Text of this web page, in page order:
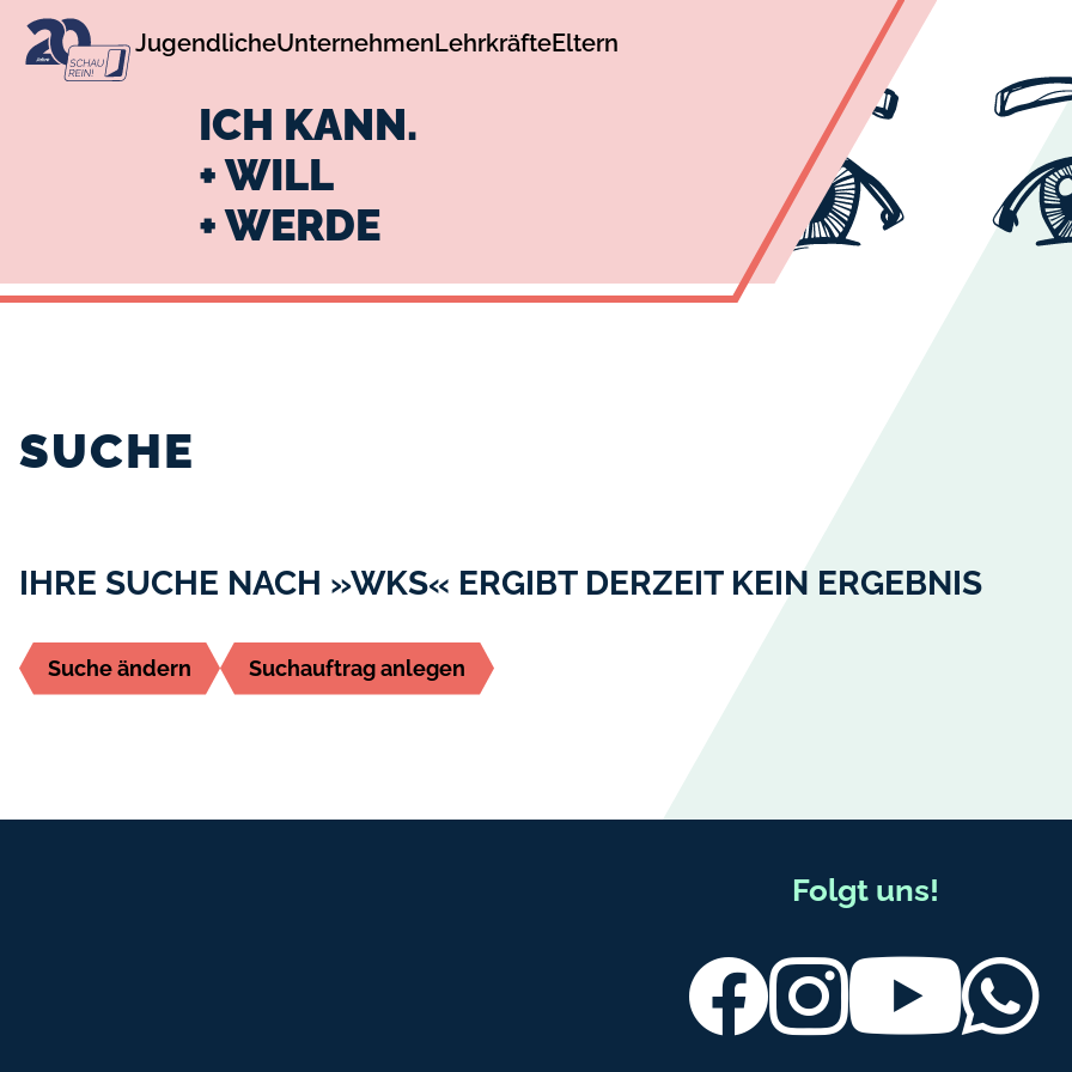
Navigation
zum
Inhalt
JugendlicheUnternehmenLehrkräfteEltern
ICH KANN.
+ WILL
+ WERDE
SUCHE
IHRE SUCHE NACH »WKS« ERGIBT DERZEIT KEIN ERGEBNIS
Suche ändern Suchauftrag anlegen
Folgt uns!
FacebookInstagram Youtube